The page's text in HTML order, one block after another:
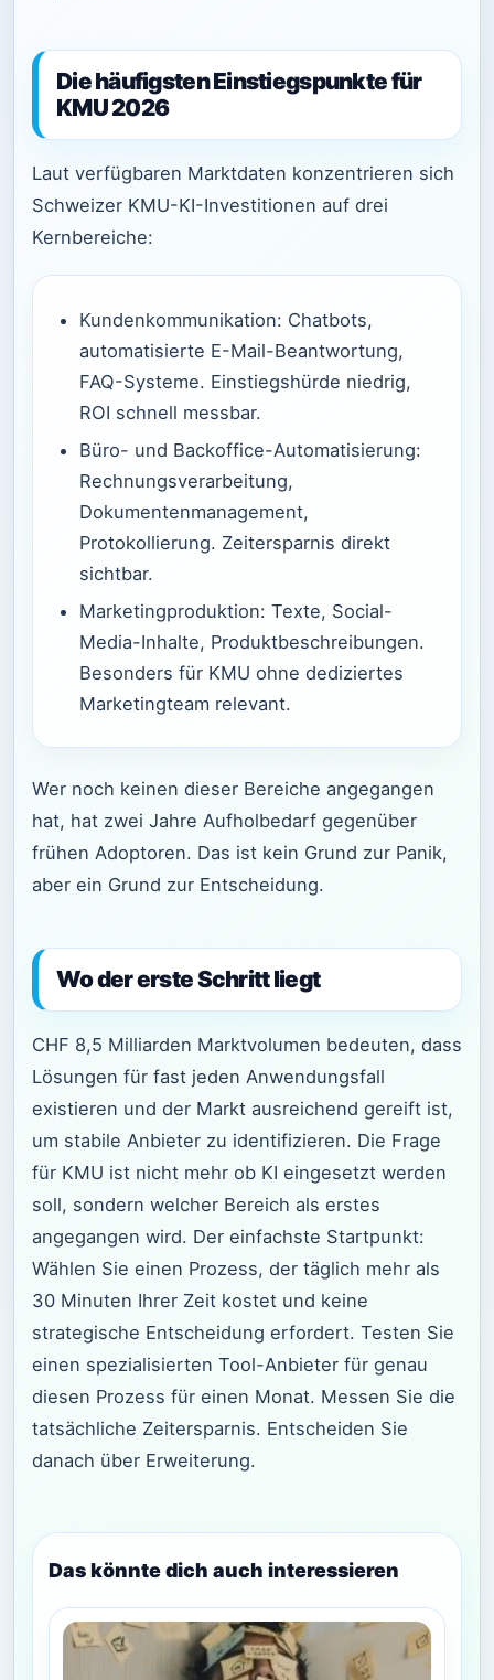
Die häufigsten Einstiegspunkte für
KMU 2026
Laut verfügbaren Marktdaten konzentrieren sich
Schweizer KMU-KI-Investitionen auf drei
Kernbereiche:
Kundenkommunikation: Chatbots,
automatisierte E-Mail-Beantwortung,
FAQ-Systeme. Einstiegshürde niedrig,
ROI schnell messbar.
Büro- und Backoffice-Automatisierung:
Rechnungsverarbeitung,
Dokumentenmanagement,
Protokollierung. Zeitersparnis direkt
sichtbar.
Marketingproduktion: Texte, Social-
Media-Inhalte, Produktbeschreibungen.
Besonders für KMU ohne dediziertes
Marketingteam relevant.
Wer noch keinen dieser Bereiche angegangen
hat, hat zwei Jahre Aufholbedarf gegenüber
frühen Adoptoren. Das ist kein Grund zur Panik,
aber ein Grund zur Entscheidung.
Wo der erste Schritt liegt
CHF 8,5 Milliarden Marktvolumen bedeuten, dass
Lösungen für fast jeden Anwendungsfall
existieren und der Markt ausreichend gereift ist,
um stabile Anbieter zu identifizieren. Die Frage
für KMU ist nicht mehr ob KI eingesetzt werden
soll, sondern welcher Bereich als erstes
angegangen wird. Der einfachste Startpunkt:
Wählen Sie einen Prozess, der täglich mehr als
30 Minuten Ihrer Zeit kostet und keine
strategische Entscheidung erfordert. Testen Sie
einen spezialisierten Tool-Anbieter für genau
diesen Prozess für einen Monat. Messen Sie die
tatsächliche Zeitersparnis. Entscheiden Sie
danach über Erweiterung.
Das könnte dich auch interessieren